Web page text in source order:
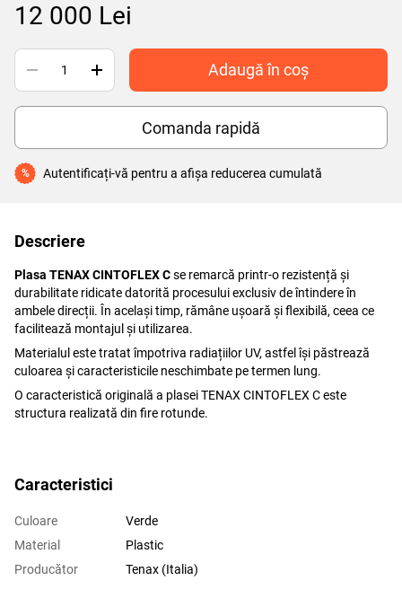
12 000 Lei
Adaugă în coș
Comanda rapidă
% Autentificați-vă pentru a afișa reducerea cumulată
Descriere
Plasa TENAX CINTOFLEX Cse remarcă printr-o rezistență și
durabilitate ridicate datorită procesului exclusiv de întindere în
ambele direcții. În același timp, rămâne ușoară și flexibilă, ceea ce
facilitează montajul și utilizarea.
Materialul este tratat împotriva radiațiilor UV, astfel își păstrează
culoarea și caracteristicile neschimbate pe termen lung.
O caracteristică originală a plasei TENAX CINTOFLEX C este
structura realizată din fire rotunde.
Caracteristici
Culoare
Verde
Material
Plastic
Producător
Tenax (Italia)